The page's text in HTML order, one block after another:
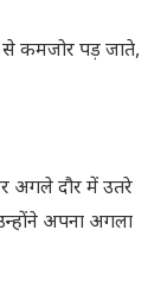
से कमजोर पड़ जाते,
अगले दौर में उतरे
अपना अगला